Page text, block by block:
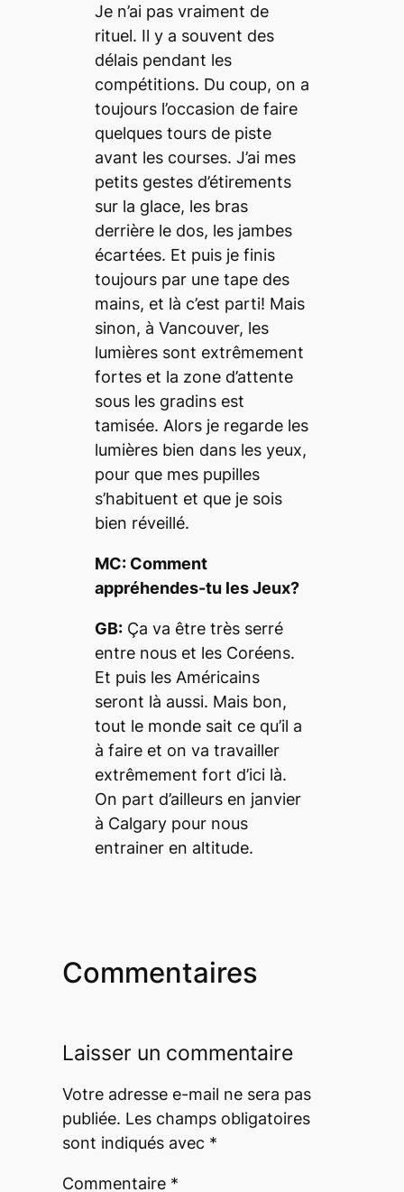
Je n’ai pas vraiment de
rituel. Il y a souvent des
délais pendant les
compétitions. Du coup, on a
toujours l’occasion de faire
quelques tours de piste
avant les courses. J’ai mes
petits gestes d’étirements
sur la glace, les bras
derrière le dos, les jambes
écartées. Et puis je finis
toujours par une tape des
mains, et là c’est parti! Mais
sinon, à Vancouver, les
lumières sont extrêmement
fortes et la zone d’attente
sous les gradins est
tamisée. Alors je regarde les
lumières bien dans les yeux,
pour que mes pupilles
s’habituent et que je sois
bien réveillé.
MC: Comment
appréhendes-tu les Jeux?
GB:Ça va être très serré
entre nous et les Coréens.
Et puis les Américains
seront là aussi. Mais bon,
tout le monde sait ce qu’il a
à faire et on va travailler
extrêmement fort d’ici là.
On part d’ailleurs en janvier
à Calgary pour nous
entrainer en altitude.
Commentaires
Laisser un commentaire
Votre adresse e-mail ne sera pas
publiée. Les champs obligatoires
sont indiqués avec *
Commentaire *